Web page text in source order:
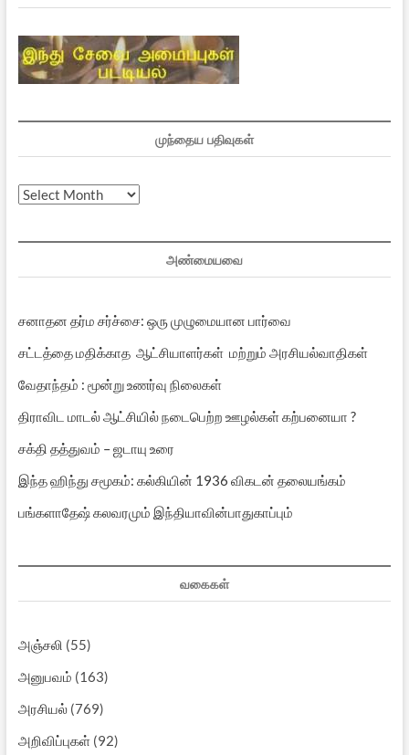
முந்தைய பதிவுகள்
முந்தைய
அண்மையவை
சனாதன தர்ம சர்ச்சை: ஒரு முழுமையான பார்வை
சட்டத்தை மதிக்காத ஆட்சியாளர்கள் மற்றும் அரசியல்வாதிகள்
வேதாந்தம் : மூன்று உணர்வு நிலைகள்
திராவிட மாடல் ஆட்சியில் நடைபெற்ற ஊழல்கள் கற்பனையா ?
சக்தி தத்துவம் – ஜடாயு உரை
இந்த ஹிந்து சமூகம்: கல்கியின் 1936 விகடன் தலையங்கம்
பங்களாதேஷ் கலவரமும் இந்தியாவின்பாதுகாப்பும்
வகைகள்
அஞ்சலி (55)
அனுபவம் (163)
அரசியல்(769)
அறிவிப்புகள்(92)